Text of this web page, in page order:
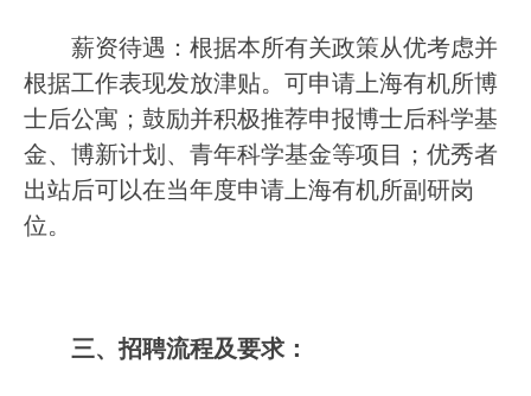
薪资待遇：根据本所有关政策从优考虑并
根据工作表现发放津贴。可申请上海有机所博
士后公寓；鼓励并积极推荐申报博士后科学基
金、博新计划、青年科学基金等项目；优秀者
出站后可以在当年度申请上海有机所副研岗
位。
三、招聘流程及要求：